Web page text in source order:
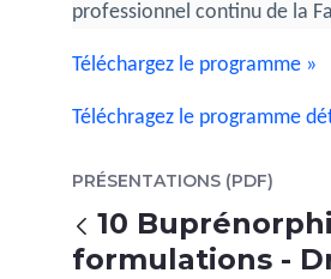
professionnel continu de la
Téléchargez le programme »
Téléchragez le programme
PRÉSENTATIONS (PDF)
Voltar
10
formulations -